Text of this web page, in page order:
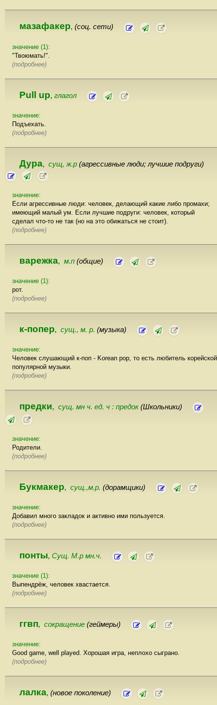
мазафакер, (соц. сети)
значение (1):
"Твоюмать!".
(подробнее)
Pull up, глагол
значение:
Подъехать.
(подробнее)
Дура, сущ, ж.р (агрессивные люди; лучшие подруги)
значение:
Если агрессивные люди: человек, делающий какие либо промахи;
имеющий малый ум. Если лучшие подруги: человек, который
сделал что-то не так (но на это обижаться не стоит).
(подробнее)
варежка, м.п (общие)
значение (1):
рот.
(подробнее)
к-попер, сущ., м. р. (музыка)
значение:
Человек слушающий к-поп - Korean pop, то есть любитель корейской
популярной музыки.
(подробнее)
предки, сущ. мн ч. ед. ч : предок(Школьники)
значение:
Родители.
(подробнее)
Букмакер, сущ.,м.р. (дорамщики)
значение:
Добавил много закладок и активно ими пользуется.
(подробнее)
понты, Сущ. М.р мн.ч.
значение (1):
Выпендрёж, человек хвастается.
(подробнее)
ггвп, сокращение (геймеры)
значение:
Good game, well played. Хорошая игра, неплохо сыграно.
(подробнее)
лалка, (новое поколение)